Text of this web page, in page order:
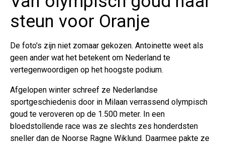
steun voor Oranje
De foto's zijn niet zomaar gekozen. Antoinette weet als
geen ander wat het betekent om Nederland te
vertegenwoordigen op het hoogste podium.
Afgelopen winter schreef ze Nederlandse
sportgeschiedenis door in Milaan verrassend olympisch
goud te veroveren op de 1.500 meter. In een
bloedstollende race was ze slechts zes honderdsten
sneller dan de Noorse Ragne Wiklund. Daarmee pakte ze